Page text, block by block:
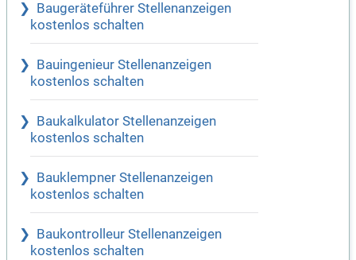
Baugeräteführer Stellenanzeigen
kostenlos schalten
Bauingenieur Stellenanzeigen
kostenlos schalten
Baukalkulator Stellenanzeigen
kostenlos schalten
Bauklempner Stellenanzeigen
kostenlos schalten
Baukontrolleur Stellenanzeigen
kostenlos schalten